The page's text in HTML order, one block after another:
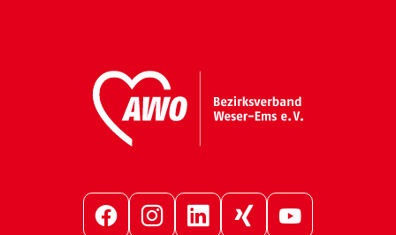
FacebookInstagramLinkedInXing YouTube